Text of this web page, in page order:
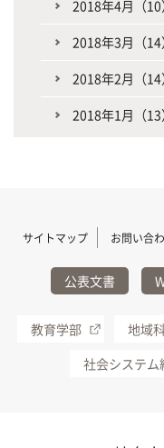
2018年4月（10
2018年3月（14
2018年2月（14
2018年1月（13
サイトマップ お問い合
公表文書
教育学部 地域
社会システム